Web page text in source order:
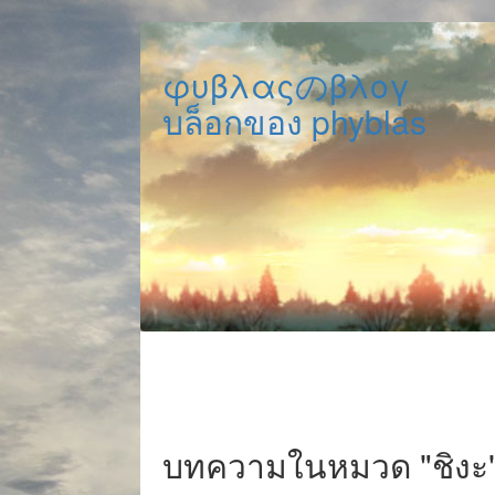
φυβλαςのβλογ
บล็อกของ phyblas
บทความในหมวด "ชิง